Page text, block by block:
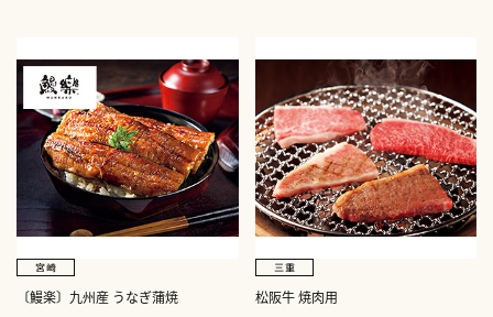
〔鰻楽〕九州産 うなぎ蒲焼 松阪牛 焼肉用